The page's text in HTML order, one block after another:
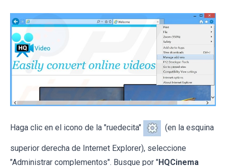
Haga clic en el icono de la "ruedecita" (en la esquina
superior derecha de Internet Explorer), seleccione
"Administrar complementos". Busque por "HQCinema